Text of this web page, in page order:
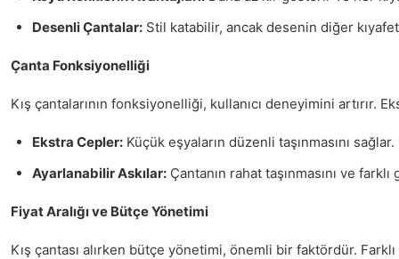
Desenli Çantalar: Stil katabilir, ancak desenin diğer
Çanta Fonksiyonelliği
Kış çantalarının fonksiyonelliği, kullanıcı deneyimini
Ekstra Cepler: Küçük eşyaların düzenli taşınmasını sağlar.
Ayarlanabilir Askılar: Çantanın rahat taşınmasını ve
Fiyat Aralığı ve Bütçe Yönetimi
Kış çantası alırken bütçe yönetimi, önemli bir faktördür.